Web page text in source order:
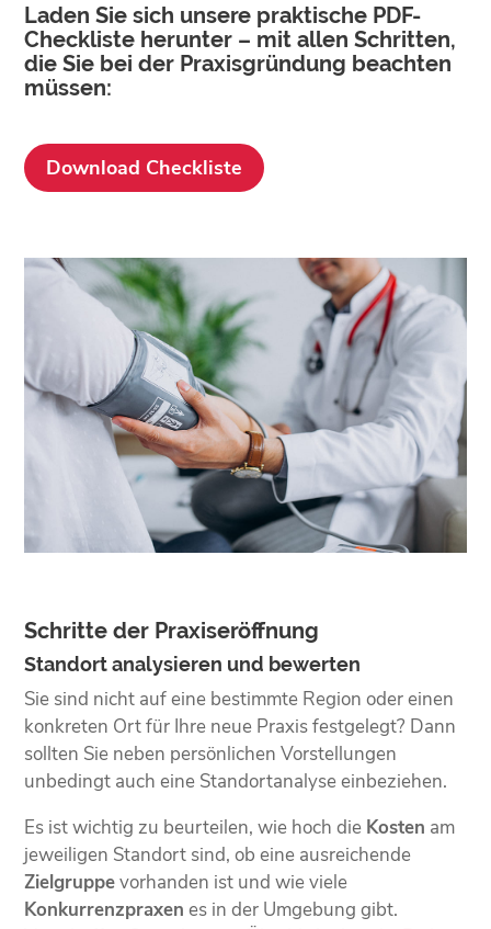
Laden Sie sich unsere praktische PDF-
Checkliste herunter – mit allen Schritten,
die Sie bei der Praxisgründung beachten
müssen:
Download Checkliste
Schritte der Praxiseröffnung
Standort analysieren und bewerten
Sie sind nicht auf eine bestimmte Region oder einen
konkreten Ort für Ihre neue Praxis festgelegt? Dann
sollten Sie neben persönlichen Vorstellungen
unbedingt auch eine Standortanalyse einbeziehen.
Es ist wichtig zu beurteilen, wie hoch die Kosten am
jeweiligen Standort sind, ob eine ausreichende
Zielgruppevorhanden ist und wie viele
Konkurrenzpraxen es in der Umgebung gibt.